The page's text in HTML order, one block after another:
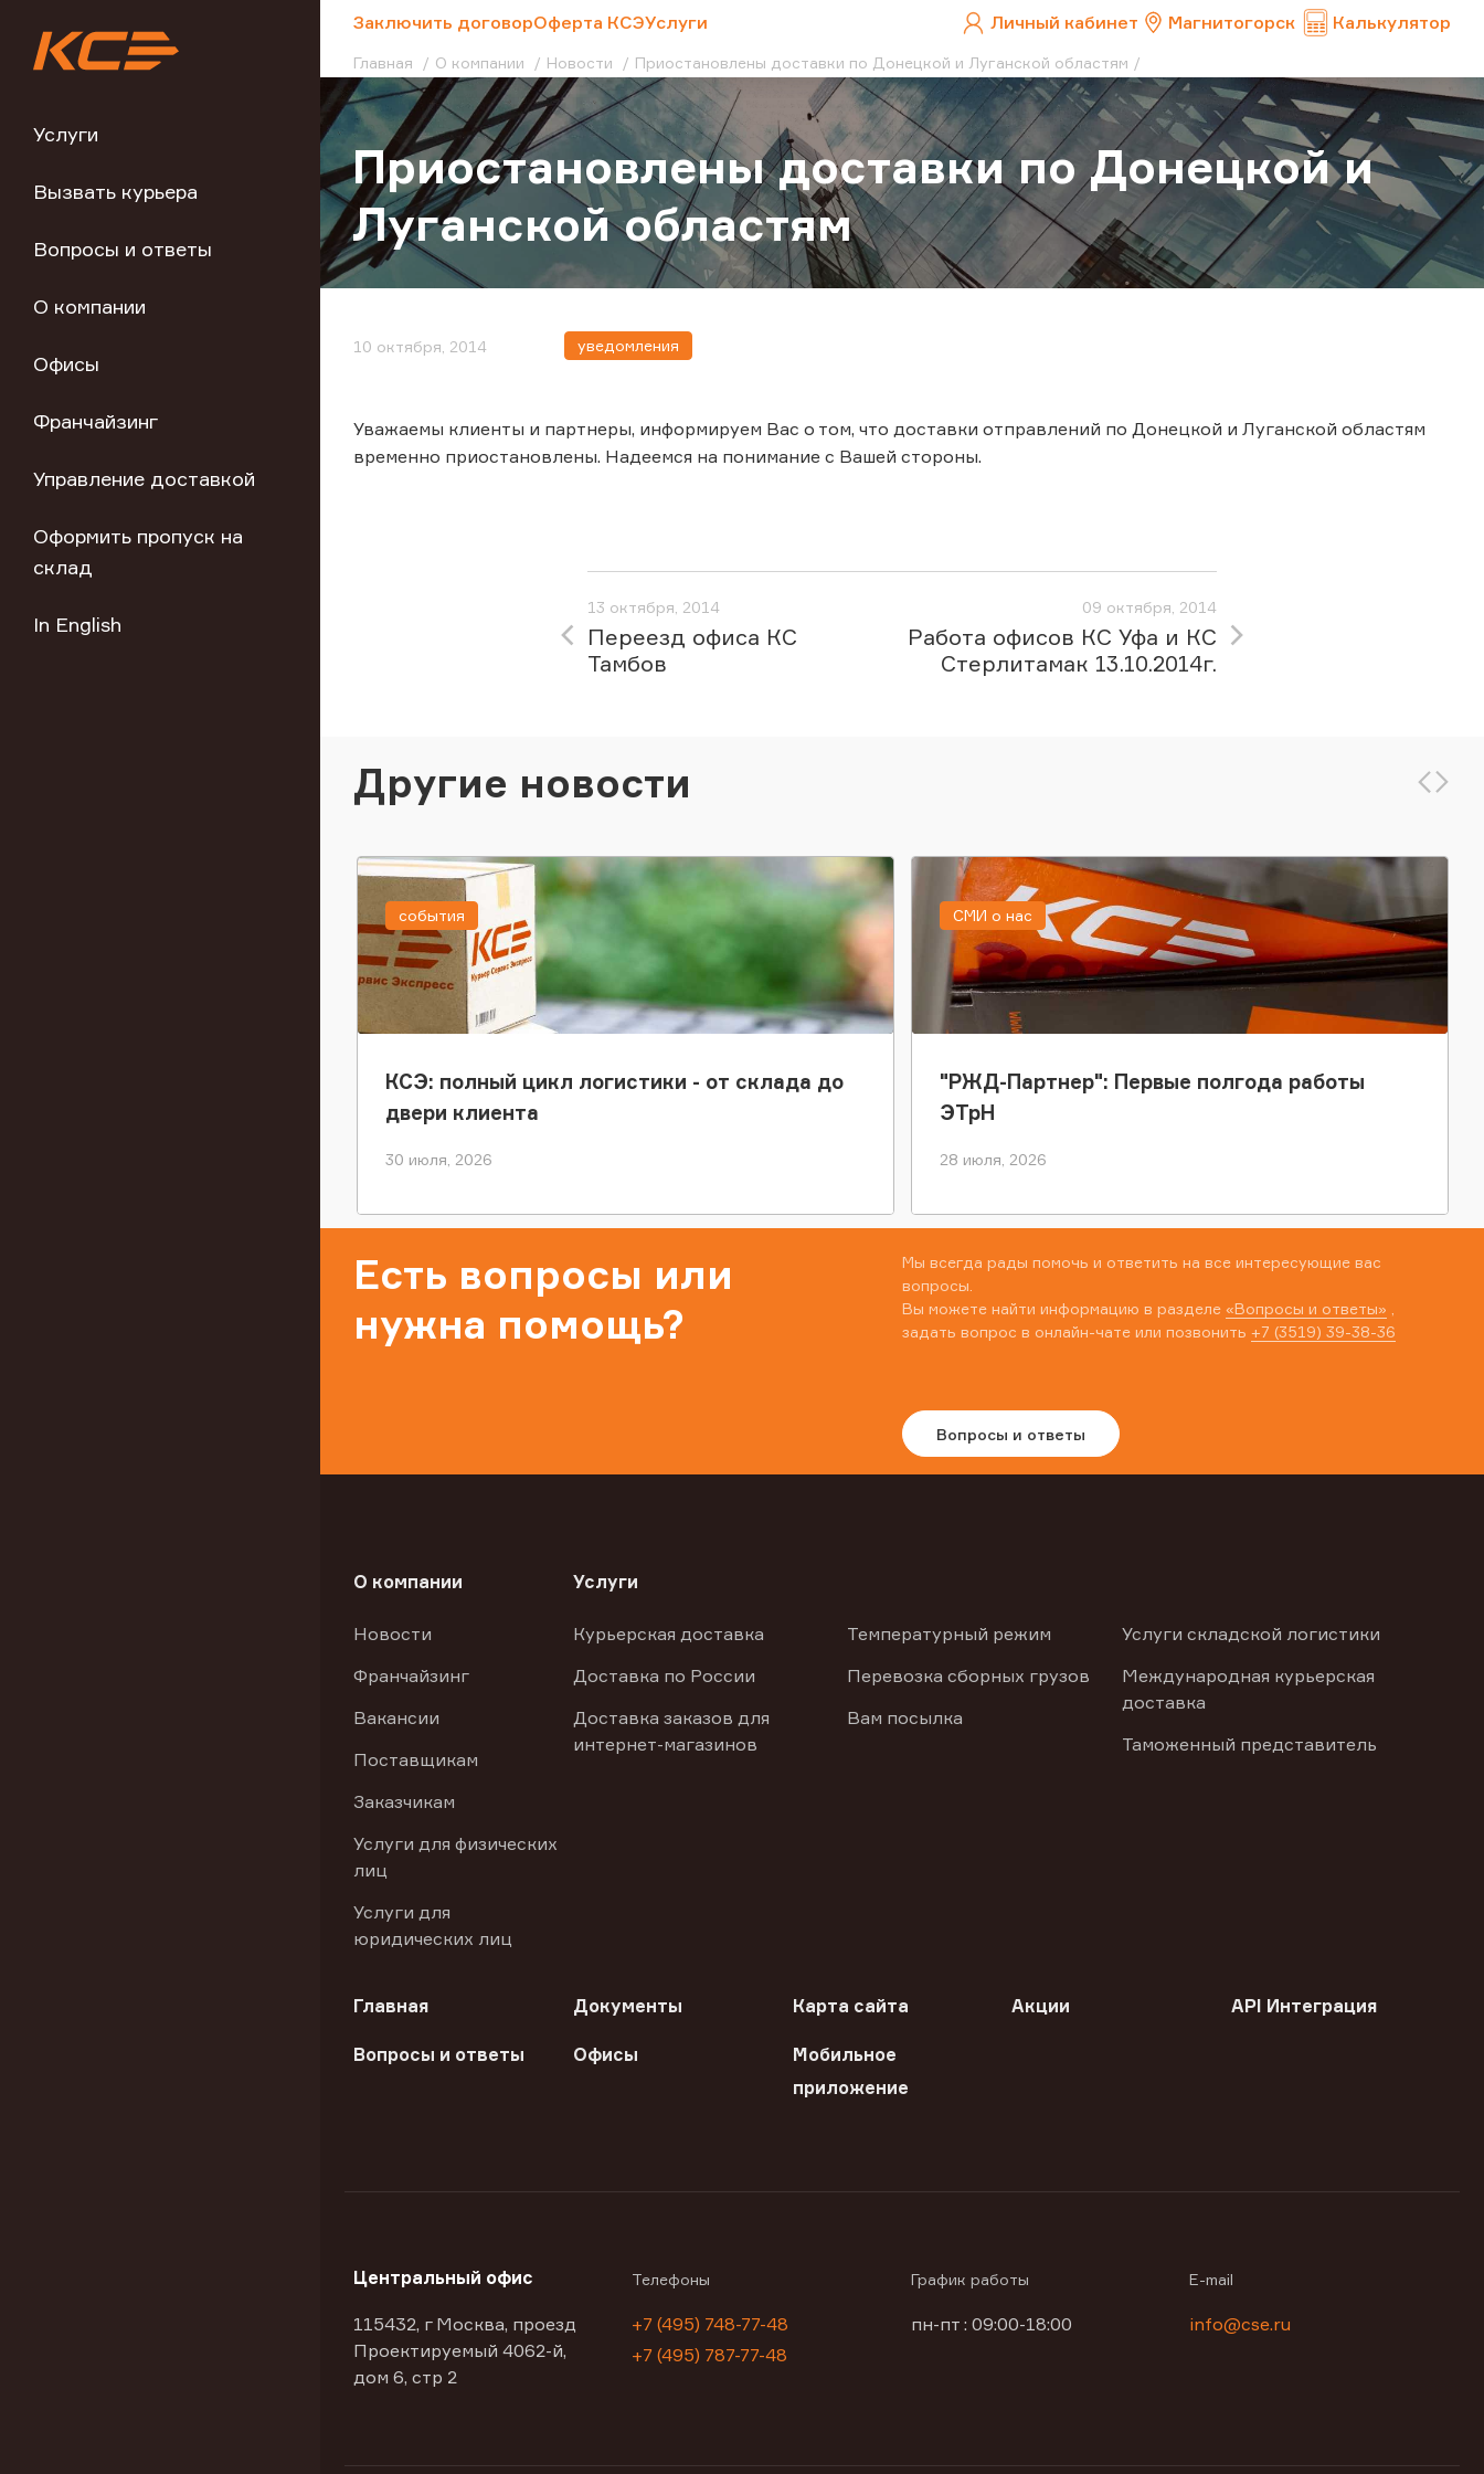
Услуги
Вызвать курьера
Вопросы и ответы
О компании
Офисы
Франчайзинг
Управление доставкой
Оформить пропуск на
склад
In English
Заключить договорОферта КСЭУслуги Личный кабинет Магнитогорск Калькулятор
Главная О компании Новости Приостановлены доставки по Донецкой и Луганской областям
Приостановлены доставки по Донецкой и
Луганской областям
10 октября, 2014 уведомления
Уважаемы клиенты и партнеры, информируем Вас о том, что доставки отправлений по Донецкой и Луганской областям
временно приостановлены. Надеемся на понимание с Вашей стороны.
13 октября, 2014
Переезд офиса КС
Тамбов
09 октября, 2014
Работа офисов КС Уфа и КС
Стерлитамак 13.10.2014г.
Другие новости
КСЭ: полный цикл логистики - от склада до
двери клиента
30 июля, 2026
события
"РЖД-Партнер": Первые полгода работы
ЭТрН
28 июля, 2026
СМИ о нас
Есть вопросы или
нужна помощь?
Мы всегда рады помочь и ответить на все интересующие вас
вопросы.
Вы можете найти информацию в разделе «Вопросы и ответы»
задать вопрос в онлайн-чате или позвонить +7 (3519) 39-38-36
Вопросы и ответы
О компании
Новости
Франчайзинг
Вакансии
Поставщикам
Заказчикам
Услуги для физических
лиц
Услуги для
юридических лиц
Услуги
Курьерская доставка
Доставка по России
Доставка заказов для
интернет-магазинов
Температурный режим
Перевозка сборных грузов
Вам посылка
Услуги складской логистики
Международная курьерская
доставка
Таможенный представитель
Главная Документы Карта сайта Акции API Интеграция
Вопросы и ответы Офисы
Мобильное
приложение
Центральный офис
115432, г Москва, проезд
Проектируемый 4062-й,
дом 6, стр 2
Телефоны
+7 (495) 748-77-48
+7 (495) 787-77-48
График работы
пн-пт : 09:00-18:00
E-mail
info@cse.ru